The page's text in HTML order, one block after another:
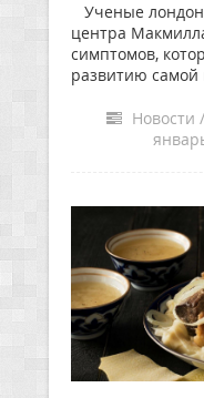
Ученые
центра
симптомов,
развитию самой
Новости